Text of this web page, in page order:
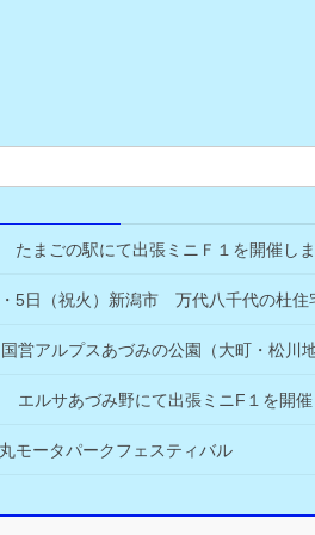
まごの駅にて出張ミニＦ１を開催しま
5日（祝火）新潟市 万代八千代の杜住
営アルプスあづみの公園（大町・松川
ルサあづみ野にて出張ミニF１を開催
ータパークフェスティバル